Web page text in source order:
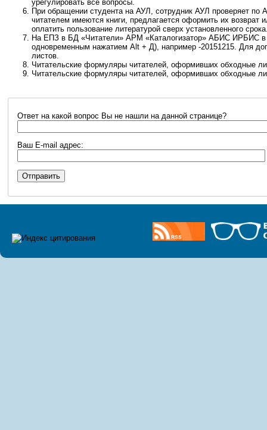
урегулировать все вопросы.
При обращении студента на АУЛ, сотрудник АУЛ проверяет
читателем имеются книги, предлагается оформить их
оплатить пользование литературой сверх установленного
На ЕПЗ в БД «Читатели» АРМ «Каталогизатор» АБИС ИРБИС в
одновременным нажатием Alt + Д), например -20151215. Для
листов.
Читательские формуляры читателей, оформивших обходные
Читательские формуляры читателей, оформивших обходные
Ответ на какой вопрос Вы не нашли на данной странице?
Ваш E-mail адрес: